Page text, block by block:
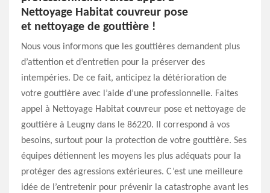
Nettoyage Habitat couvreur pose
et nettoyage de gouttière !
Nous vous informons que les gouttières demandent plus
d’attention et d’entretien pour la préserver des
intempéries. De ce fait, anticipez la détérioration de
votre gouttière avec l’aide d’une professionnelle. Faites
appel à Nettoyage Habitat couvreur pose et nettoyage de
gouttière à Leugny dans le 86220. Il correspond à vos
besoins, surtout pour la protection de votre gouttière. Ses
équipes détiennent les moyens les plus adéquats pour la
protéger des agressions extérieures. C’est une meilleure
idée de l’entretenir pour prévenir la catastrophe avant les